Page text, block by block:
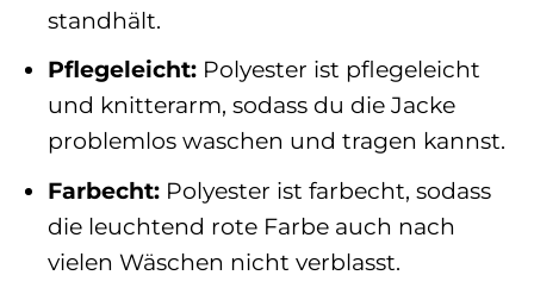
standhält.
Pflegeleicht:Polyester ist pflegeleicht
und knitterarm, sodass du die Jacke
problemlos waschen und tragen kannst.
Farbecht:Polyester ist farbecht, sodass
die leuchtend rote Farbe auch nach
vielen Wäschen nicht verblasst.